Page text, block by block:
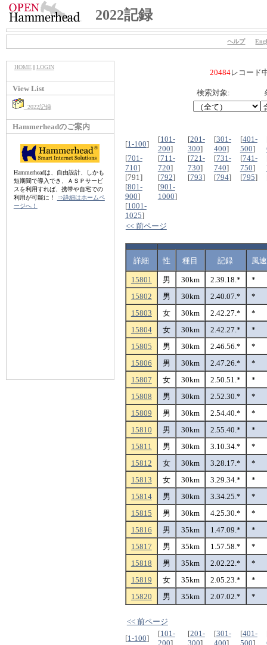
2022記録
ヘルプ
HOME| LOGIN
View List
2022記録
Hammerheadのご案内
Hammerheadは、自由設計、しかも
短期間で導入でき、ＡＳＰサービ
スを利用すれば、携帯や自宅での
利用が可能に！
⇒詳細はホームペ
ージへ！
20484レコード
検索対象:
[1-100]
[101-
200]
[201-
300]
[301-
400]
[401-
500]
[701-
710]
[711-
720]
[721-
730]
[731-
740]
[741-
750]
[791]
[792] [793] [794] [795]
[801-
900]
[901-
1000]
[1001-
1025]
<< 前ページ
詳細 性 種目 記録 風速
15801 男 30km 2.39.18.*
*
15802
男 30km 2.40.07.*
*
15803
女 30km 2.42.27.*
*
15804
女 30km 2.42.27.*
*
15805
男 30km 2.46.56.*
*
15806
男 30km 2.47.26.*
*
15807
女 30km 2.50.51.*
*
15808
男 30km 2.52.30.*
*
15809
男 30km 2.54.40.*
*
15810
男 30km 2.55.40.*
*
15811
男 30km 3.10.34.*
*
15812
女 30km 3.28.17.*
*
15813
女 30km 3.29.34.*
*
15814
男 30km 3.34.25.*
*
15815
男 30km 4.25.30.*
*
15816
男 35km 1.47.09.*
*
15817
男 35km 1.57.58.*
*
15818
男 35km 2.02.22.*
*
15819
女 35km 2.05.23.*
*
15820
男 35km 2.07.02.* *
<< 前ページ
[1-100]
[101-
200]
[201-
300]
[301-
400]
[401-
500]